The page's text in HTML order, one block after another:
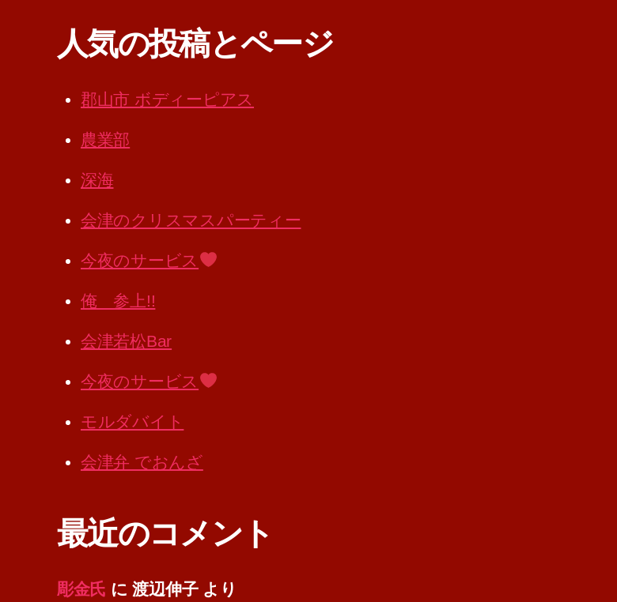
人気の投稿とページ
郡山市 ボディーピアス
農業部
深海
会津のクリスマスパーティー
今夜のサービス
俺 参上!!
会津若松Bar
今夜のサービス
モルダバイト
会津弁 でおんざ
最近のコメント
彫金氏 に渡辺伸子より